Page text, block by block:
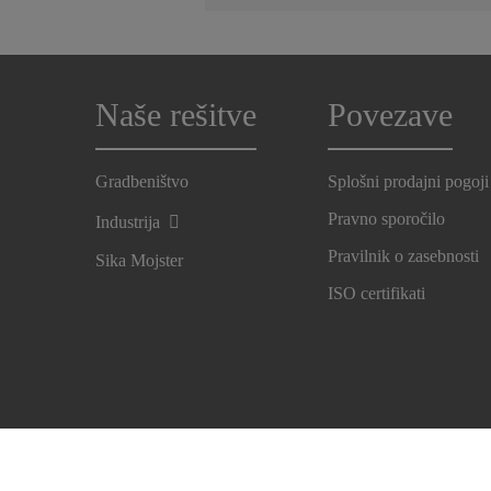
Naše rešitve
Gradbeništvo
Industrija
Sika Mojster
Povezave
Splošni prodajni pogoji
Pravno sporočilo
Pravilnik o zasebnosti
ISO certifikati